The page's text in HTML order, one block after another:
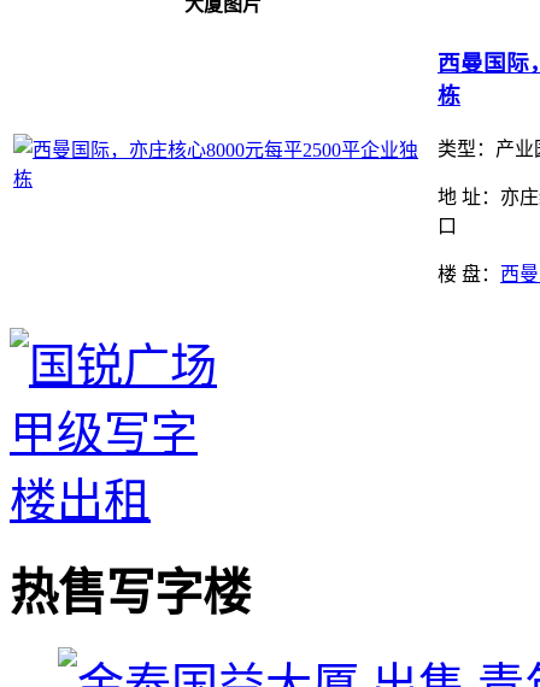
大厦图片
西曼国际
栋
类型：产业
地 址：亦
口
楼 盘： 西
热售写字楼